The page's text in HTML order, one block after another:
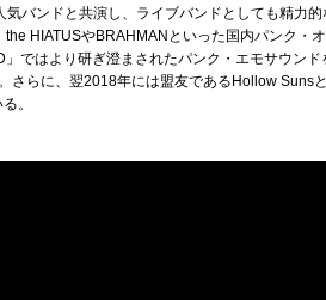
バンドと共演し、ライブバンドとしても精力的
HIATUSやBRAHMANといった国内パンク・
ではより研ぎ澄まされたパンク・エモサウンド
らに、翌2018年には盟友であるHollow Suns
。